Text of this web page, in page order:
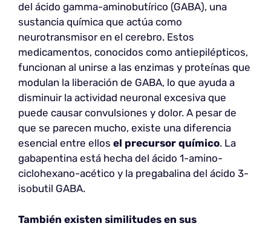
del ácido gamma-aminobutírico (GABA), una
sustancia química que actúa como
neurotransmisor en el cerebro. Estos
medicamentos, conocidos como antiepilépticos,
funcionan al unirse a las enzimas y proteínas que
modulan la liberación de GABA, lo que ayuda a
disminuir la actividad neuronal excesiva que
puede causar convulsiones y dolor. A pesar de
que se parecen mucho, existe una diferencia
esencial entre ellos el precursor químico. La
gabapentina está hecha del ácido 1-amino-
ciclohexano-acético y la pregabalina del ácido 3-
isobutil GABA.
También existen similitudes en sus